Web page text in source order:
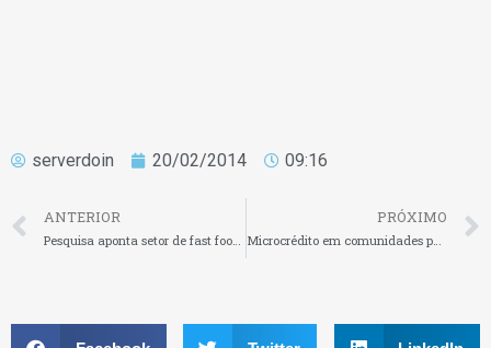
serverdoin 20/02/2014 09:16
ANTERIOR
Pesquisa aponta setor de fast food como campeão em número de marcas franqueadas
PRÓXIMO
Microcrédito em comunidades pacificadas do Rio atingirá R$ 35 milhões este ano